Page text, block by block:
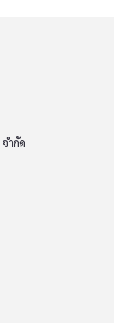
ำกัด